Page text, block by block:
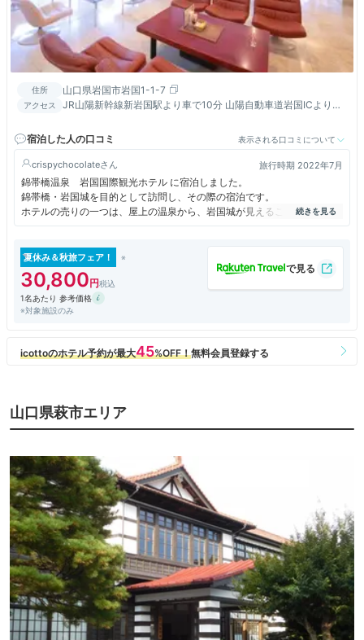
住所 山口県岩国市岩国1-1-7
アクセス
JR山陽新幹線新岩国駅より車で10分 山陽自動車道岩国ICより車
宿泊した人の口コミ
表示される口コミについて
crispychocolate 旅行時期 2022年7月
錦帯橋温泉 岩国国際観光ホテル に宿泊しました。
錦帯橋・岩国城を目的として訪問し、その際の宿泊です。
ホテルの売りの一つは、屋上の温泉から、岩国城が見えることです。
確かに見えましたが、逆に言えば、岩国城からも露天風呂が見える？
で、
覗かれる心配はなさそうです。
夏休み＆秋旅フェア！
30,800
1名あたり 参考価格
※対象施設のみ
山口県萩市エリア